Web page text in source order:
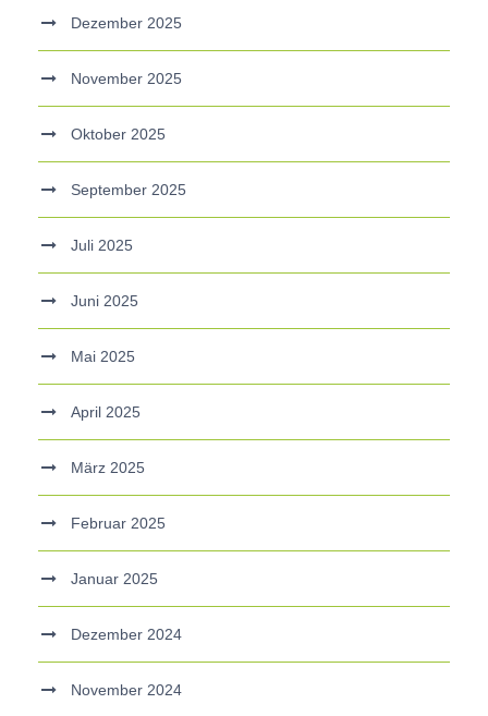
Dezember 2025
November 2025
Oktober 2025
September 2025
Juli 2025
Juni 2025
Mai 2025
April 2025
März 2025
Februar 2025
Januar 2025
Dezember 2024
November 2024